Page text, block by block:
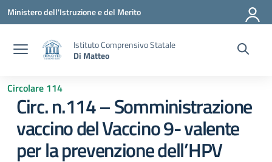
Vai ai contenuti
Vai al menu di navigazione
Vai al footer
Ministero dell'Istruzione e del Merito
Istituto Comprensivo Statale
Di Matteo
Circolare 114
Circ. n.114 – Somministrazione
vaccino del Vaccino 9- valente
per la prevenzione dell’HPV